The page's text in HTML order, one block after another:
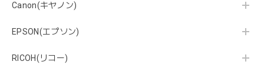
Canon(キヤノン)
EPSON(エプソン)
RICOH(リコー)